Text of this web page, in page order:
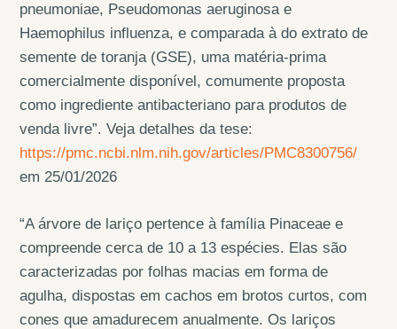
pneumoniae, Pseudomonas aeruginosa e
Haemophilus influenza, e comparada à do extrato de
semente de toranja (GSE), uma matéria-prima
comercialmente disponível, comumente proposta
como ingrediente antibacteriano para produtos de
venda livre”. Veja detalhes da tese:
https://pmc.ncbi.nlm.nih.gov/articles/PMC8300756/
em 25/01/2026
“A árvore de lariço pertence à família Pinaceae e
compreende cerca de 10 a 13 espécies. Elas são
caracterizadas por folhas macias em forma de
agulha, dispostas em cachos em brotos curtos, com
cones que amadurecem anualmente. Os lariços